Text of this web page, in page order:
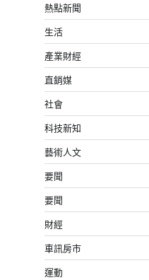
熱點新聞
生活
產業財經
直銷媒
社會
科技新知
藝術人文
要聞
要聞
財經
車訊房市
運動